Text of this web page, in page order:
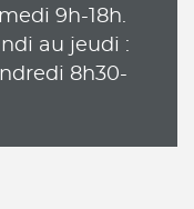
9h-18h.
au jeudi :
8h30-